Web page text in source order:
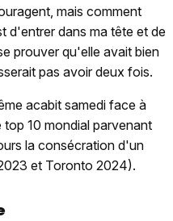
mais comment
d'entrer dans ma tête et de
prouver qu'elle avait bien
pas avoir deux fois.
acabit samedi face à
10 mondial parvenant
la consécration d'un
et Toronto 2024).